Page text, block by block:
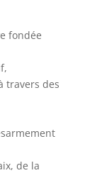
fondée
travers des
de la